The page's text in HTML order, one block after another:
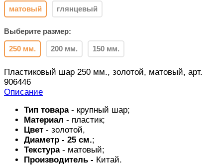
матовый глянцевый
Выберите размер:
250 мм. 200 мм. 150 мм.
Пластиковый шар 250 мм., золотой, матовый, арт.
906446
Описание
Тип товара - крупный шар;
Материал - пластик;
Цвет - золотой,
Диаметр - 25 см.;
Текстура - матовый;
Производитель - Китай.